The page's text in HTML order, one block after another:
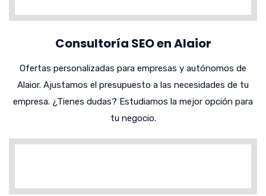
Consultoría SEO en Alaior
Ofertas personalizadas para empresas y autónomos de
Alaior. Ajustamos el presupuesto a las necesidades de tu
empresa. ¿Tienes dudas? Estudiamos la mejor opción para
tu negocio.